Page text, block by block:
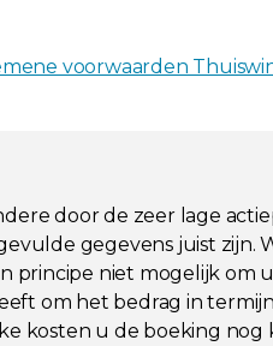
voorwaarden
door de zeer lage
gegevens juist zijn.
principe niet mogelijk
om het bedrag in
kosten u de boeking